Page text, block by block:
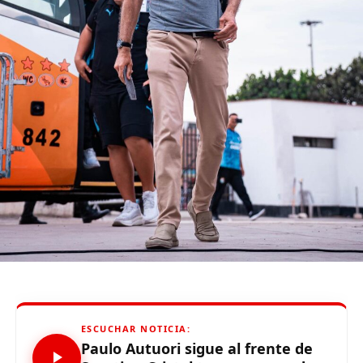
logístico.
(function(d, s, id) {
var js, fjs = d.getElementsByTagName(s)[0];
if (d.getElementById(id)) {return;}
js = d.createElement(s); js.id = id;
js.src = «//connect.facebook.net/es_LA/all.js#xfbml=1»;
fjs.parentNode.insertBefore(js, fjs);
}(document, «script», «facebook-jssdk»));
Source link
Comparte esto:
ESCUCHAR NOTICIA:
Paulo Autuori sigue al frente de